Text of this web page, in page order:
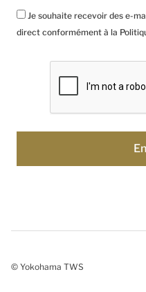
Je souhaite recevoir des e-
direct conformément à la
© Yokohama TWS